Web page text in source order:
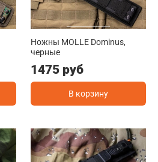
Ножны MOLLE Dominus,
черные
1475 руб
В корзину